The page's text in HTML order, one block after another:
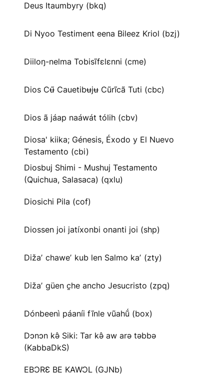
Deus Itaumbyry (bkq)
Di Nyoo Testiment eena Bileez Kriol (bzj)
Diiloŋ-nelma Tobisĩfɛlɛnni (cme)
Dios Cʉ̃ Cauetibʉjʉ Cũrĩcã Tuti (cbc)
Dios ã jáap naáwát tólih (cbv)
Diosa' kiika; Génesis, Éxodo y El Nuevo
Testamento (cbi)
Diosbuj Shimi - Mushuj Testamento
(Quichua, Salasaca) (qxlu)
Diosichi Pila (cof)
Diossen joi jatíxonbi onanti joi (shp)
Dižaʼ chaweʼ kub len Salmo kaʼ (zty)
Dižaʼ güen c̱he ancho Jesucristo (zpq)
Dónbeenì páaníi fĩnle vũahṹ (box)
Dɔnɔn kə̂ Siki: Tar kə̂ aw arə təbbə
(KabbaDkS)
EBƆRƐ BE KAWƆL (GJNb)